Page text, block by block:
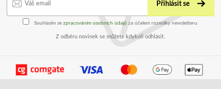
Přihlásit se
Souhlasím se zpracováním osobních údajů za účelem rozesílky newsletteru.
Z odběru novinek se můžete kdykoli odhlásit.